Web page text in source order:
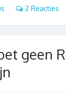
2 Reacties
geen